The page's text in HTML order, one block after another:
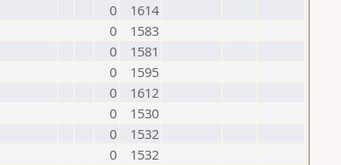
0
1614
0
1583
0
1581
0
1595
0
1612
0
1530
0
1532
0
1532